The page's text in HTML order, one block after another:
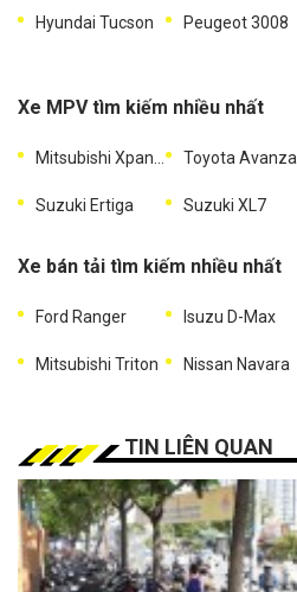
Hyundai Tucson Peugeot 3008
Xe MPV tìm kiếm nhiều nhất
Toyota Avanza
Suzuki Ertiga Suzuki XL7
Xe bán tải tìm kiếm nhiều nhất
Ford Ranger Isuzu D-Max
Mitsubishi Triton Nissan Navara
TIN LIÊN QUAN